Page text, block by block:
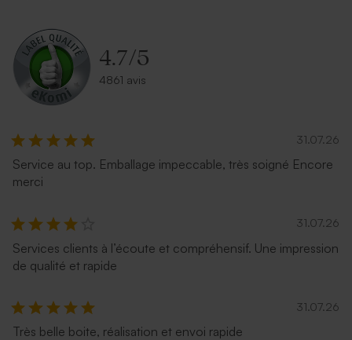
4.7/5
4861 avis
31.07.26
Service au top. Emballage impeccable, très soigné Encore
merci
31.07.26
Services clients à l’écoute et compréhensif. Une impression
de qualité et rapide
31.07.26
Très belle boite, réalisation et envoi rapide